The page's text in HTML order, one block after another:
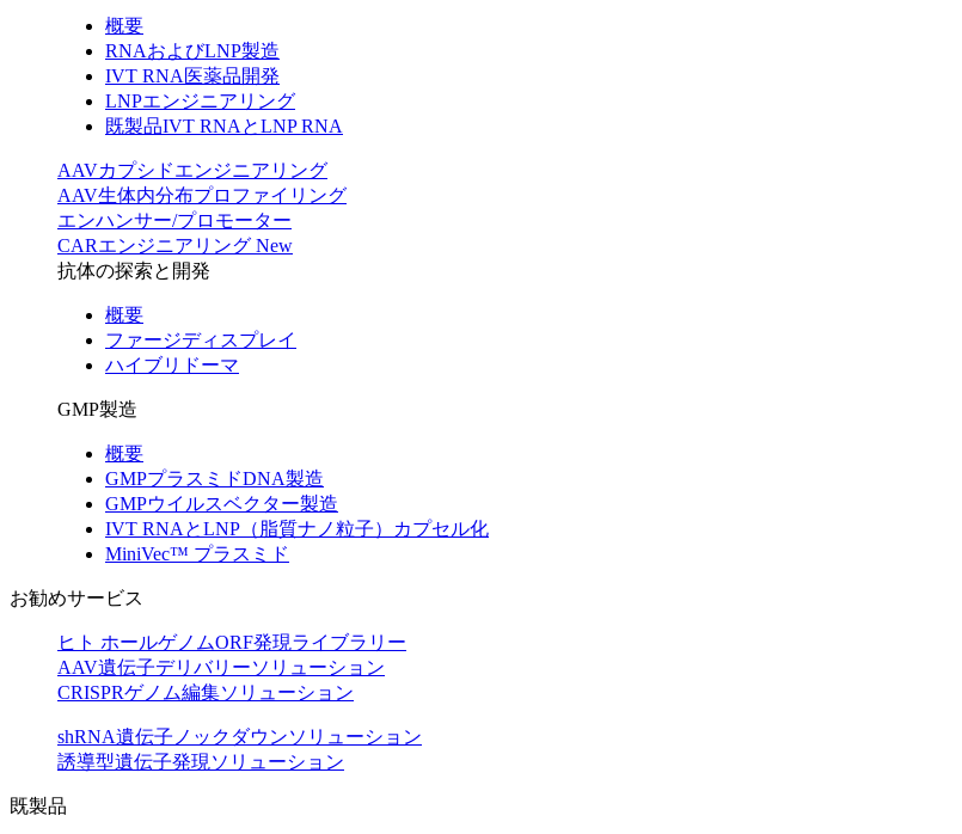
概要
RNAおよびLNP製造
IVT RNA医薬品開発
LNPエンジニアリング
既製品IVT RNAとLNP RNA
AAVカプシドエンジニアリング
AAV生体内分布プロファイリング
エンハンサー/プロモーター
CARエンジニアリング New
抗体の探索と開発
概要
ファージディスプレイ
ハイブリドーマ
GMP製造
概要
GMPプラスミドDNA製造
GMPウイルスベクター製造
IVT RNAとLNP（脂質ナノ粒子）カプセル化
MiniVec™ プラスミド
お勧めサービス
ヒト ホールゲノムORF発現ライブラリー
AAV遺伝子デリバリーソリューション
CRISPRゲノム編集ソリューション
shRNA遺伝子ノックダウンソリューション
誘導型遺伝子発現ソリューション
既製品